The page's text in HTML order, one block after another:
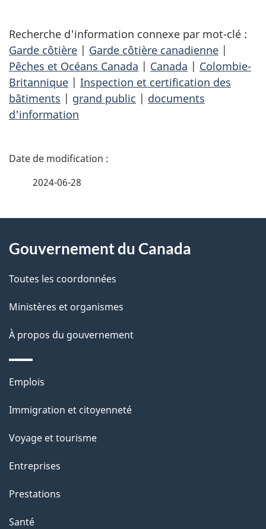
Recherche d'information connexe par mot-clé :
Garde côtière | Garde côtière canadienne |
Pêches et Océans Canada | Canada | Colombie-
Britannique | Inspection et certification des
bâtiments | grand public | documents
d'information
D
i
l
s
d
e
l
a
p
a
g
e
2024-06-28
propos
de
ce
site
Gouvernement du Canada
Toutes les coordonnées
Ministères et organismes
À propos du gouvernement
Thèmes
sujets
Emplois
Immigration et citoyenneté
Voyage et tourisme
Entreprises
Prestations
Santé